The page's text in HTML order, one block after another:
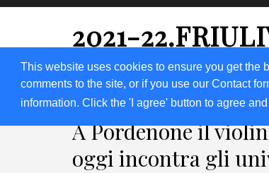
This website uses cookies to ensure you get the
comments to the site, or if you use our Contact
information. Click the 'I agree' button to agree
2021-
HOME 2023 2020 2019
A Pordenone il
oggi incontra gli